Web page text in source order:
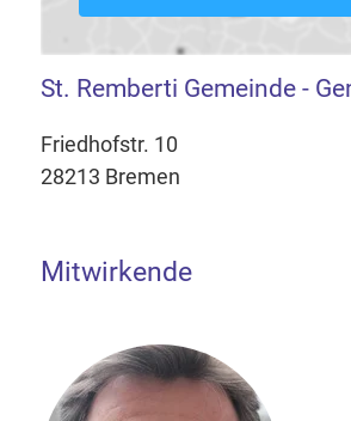
St. Remberti Gemeinde -
Friedhofstr. 10
28213 Bremen
Mitwirkende